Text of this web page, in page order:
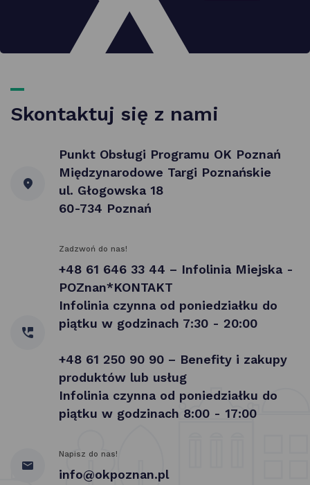
Skontaktuj się z nami
Punkt Obsługi Programu OK Poznań
Międzynarodowe Targi Poznańskie
ul. Głogowska 18
60-734 Poznań
Zadzwoń do nas!
+48 61 646 33 44 – Infolinia Miejska -
POZnan*KONTAKT
Infolinia czynna od poniedziałku do
piątku w godzinach 7:30 - 20:00
+48 61 250 90 90 – Benefity i zakupy
produktów lub usług
Infolinia czynna od poniedziałku do
piątku w godzinach 8:00 - 17:00
Napisz do nas!
info@okpoznan.pl